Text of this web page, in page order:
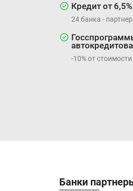
Кредит от 6,5%
24 банка -
-10% от
Банки